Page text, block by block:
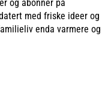
og abonner på
med friske ideer og
enda varmere og